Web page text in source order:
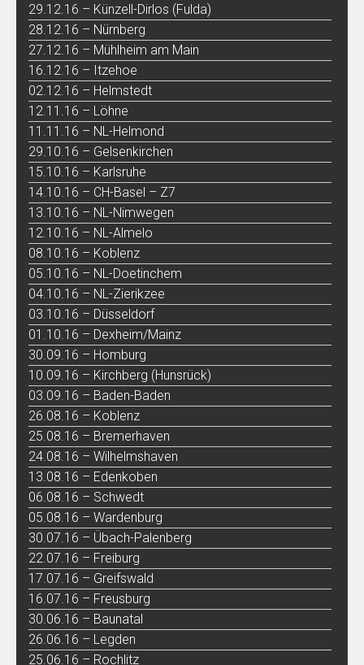
29.12.16 – Künzell-Dirlos (Fulda)
28.12.16 – Nürnberg
27.12.16 – Mühlheim am Main
16.12.16 – Itzehoe
02.12.16 – Helmstedt
12.11.16 – Löhne
11.11.16 – NL-Helmond
29.10.16 – Gelsenkirchen
15.10.16 – Karlsruhe
14.10.16 – CH-Basel – Z7
13.10.16 – NL-Nimwegen
12.10.16 – NL-Almelo
08.10.16 – Koblenz
05.10.16 – NL-Doetinchem
04.10.16 – NL-Zierikzee
03.10.16 – Düsseldorf
01.10.16 – Dexheim/Mainz
30.09.16 – Homburg
10.09.16 – Kirchberg (Hunsrück)
03.09.16 – Baden-Baden
26.08.16 – Koblenz
25.08.16 – Bremerhaven
24.08.16 – Wilhelmshaven
13.08.16 – Edenkoben
06.08.16 – Schwedt
05.08.16 – Wardenburg
30.07.16 – Übach-Palenberg
22.07.16 – Freiburg
17.07.16 – Greifswald
16.07.16 – Freusburg
30.06.16 – Baunatal
26.06.16 – Legden
25.06.16 – Rochlitz